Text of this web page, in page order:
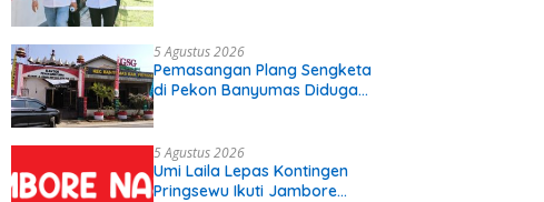
Diperjuangkan.
5 Agustus 2026
Pemasangan Plang Sengketa
di Pekon Banyumas Diduga
Diberi Pemberitahuan
5 Agustus 2026
Umi Laila Lepas Kontingen
Pringsewu Ikuti Jambore